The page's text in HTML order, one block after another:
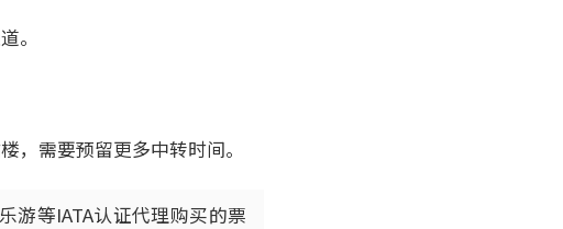
。
，需要预留更多中转时间。
游等IATA认证代理购买的票